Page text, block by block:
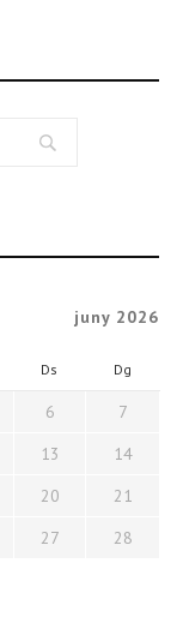
juny 2026
Ds Dg
6
7
13
14
20
21
27
28